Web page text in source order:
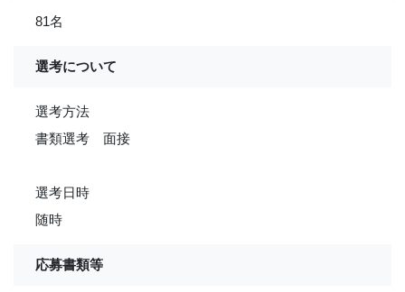
81名
選考について
選考方法
書類選考 面接
選考日時
随時
応募書類等